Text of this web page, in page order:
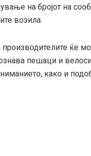
на бројот на
возила.
ќе
пешаци и
како и